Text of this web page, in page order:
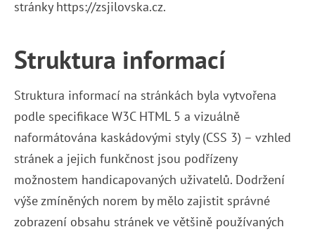
stránky https://zsjilovska.cz.
Struktura informací
Struktura informací na stránkách byla vytvořena
podle specifikace W3C HTML 5 a vizuálně
naformátována kaskádovými styly (CSS 3) – vzhled
stránek a jejich funkčnost jsou podřízeny
možnostem handicapovaných uživatelů. Dodržení
výše zmíněných norem by mělo zajistit správné
zobrazení obsahu stránek ve většině používaných